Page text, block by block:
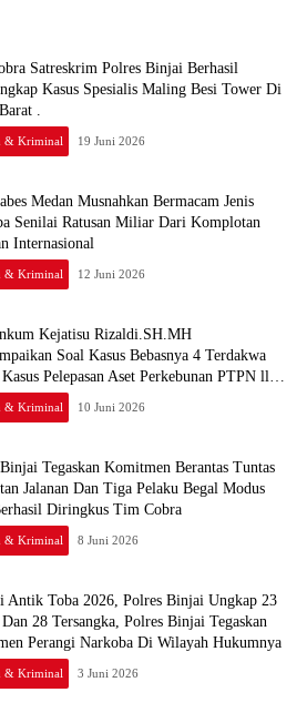
Satreskrim Polres Binjai Berhasil
Kasus Spesialis Maling Besi Tower Di
.
& Kriminal 19 Juni 2026
Medan Musnahkan Bermacam Jenis
Senilai Ratusan Miliar Dari Komplotan
Internasional
& Kriminal 12 Juni 2026
Kejatisu Rizaldi.SH.MH
Soal Kasus Bebasnya 4 Terdakwa
Pelepasan Aset Perkebunan PTPN ll
Banding
& Kriminal 10 Juni 2026
Tegaskan Komitmen Berantas Tuntas
Jalanan Dan Tiga Pelaku Begal Modus
Diringkus Tim Cobra
& Kriminal 8 Juni 2026
Antik Toba 2026, Polres Binjai Ungkap 23
28 Tersangka, Polres Binjai Tegaskan
Perangi Narkoba Di Wilayah Hukumnya
& Kriminal 3 Juni 2026